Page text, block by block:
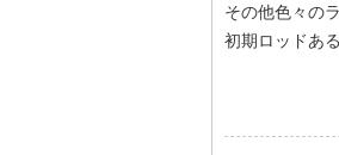
その他色々の
初期ロッドあ